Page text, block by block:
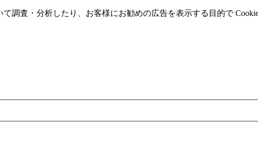
調査・分析したり、お客様にお勧めの広告を表⽰する⽬的で